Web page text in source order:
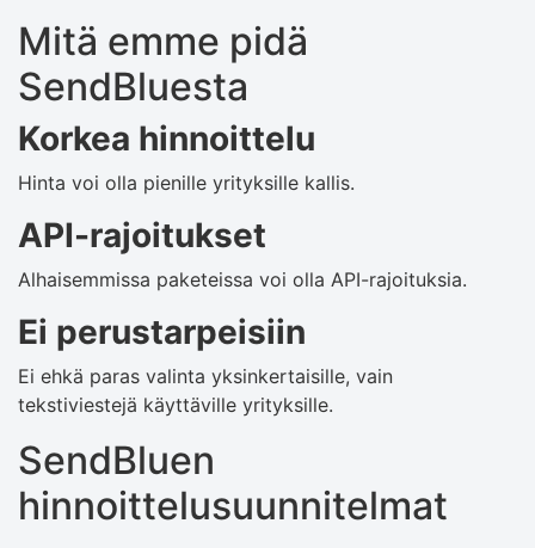
Mitä emme pidä
SendBluesta
Korkea hinnoittelu
Hinta voi olla pienille yrityksille kallis.
API-rajoitukset
Alhaisemmissa paketeissa voi olla API-rajoituksia.
Ei perustarpeisiin
Ei ehkä paras valinta yksinkertaisille, vain
tekstiviestejä käyttäville yrityksille.
SendBluen
hinnoittelusuunnitelmat